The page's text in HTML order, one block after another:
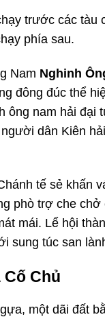
trước các tàu
phía sau.
Nam Nghinh
đông đúc thể
ông nam hải đại
dân Kiên
tế sẻ khấn
phò trợ che chở
mái. Lể hội
sung túc san
Cố Chủ
một dãi đất